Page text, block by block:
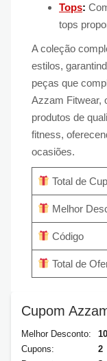
Tops:
tops
A coleção
estilos,
peças que
Azzam Fitwear,
produtos de
fitness,
ocasiões.
Total de
Melhor
Código
Total de
Cupom
Melhor Desconto:
Cupons:
2